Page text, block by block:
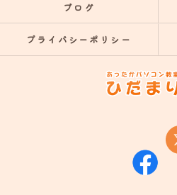
ブログ
プライバシーポリシー